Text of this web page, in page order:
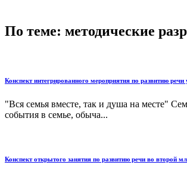
По теме: методические
Конспект интегрированного мероприятия по развитию
"Вся семья вместе, так и душа на месте"
события в семье, обыча...
Конспект открытого занятия по развитию речи во второй